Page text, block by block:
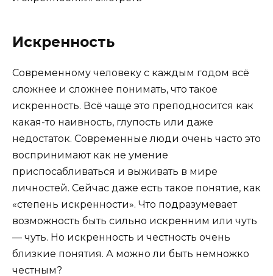
Искренность
Современному человеку с каждым годом всё
сложнее и сложнее понимать, что такое
искренность. Всё чаще это преподносится как
какая-то наивность, глупость или даже
недостаток. Современные люди очень часто это
воспринимают как не умение
приспосабливаться и выживать в мире
личностей. Сейчас даже есть такое понятие, как
«степень искренности». Что подразумевает
возможность быть сильно искренним или чуть
— чуть. Но искренность и честность очень
близкие понятия. А можно ли быть немножко
честным?